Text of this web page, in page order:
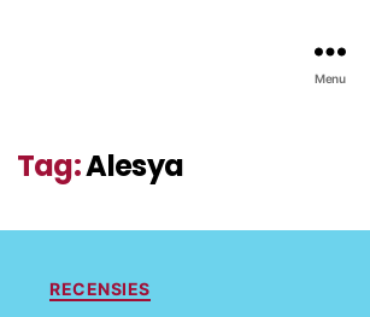
Menu
Tag:Alesya
Categorieën
RECENSIES